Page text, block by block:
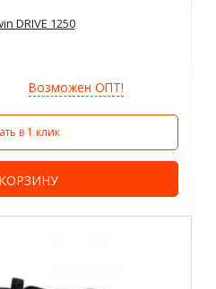
DRIVE 1250
Возможен ОПТ!
в 1 клик